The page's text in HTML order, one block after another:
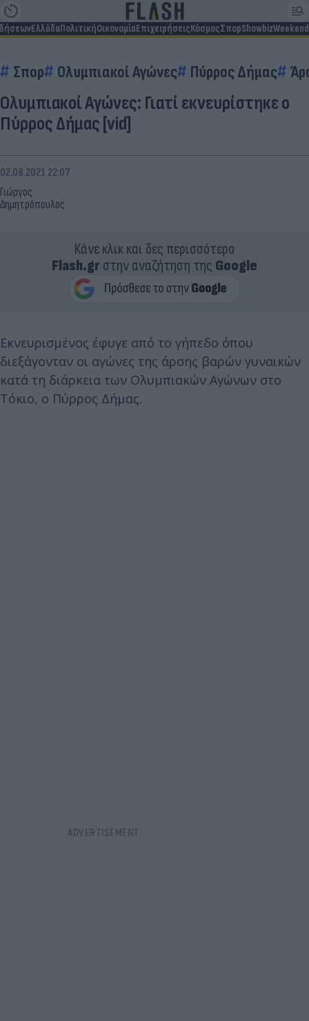
ΕλλάδαΠολιτικήΟικονομίαΕπιχειρήσειςΚόσμοςΣπορShowbizWeekend
Σπορ Ολυμπιακοί Αγώνες Πύρρος Δήμας
Ολυμπιακοί Αγώνες: Γιατί εκνευρίστηκε ο
Πύρρος Δήμας [vid]
Γιώργος
Δημητρόπουλος
02.08.2021 22:07
Κάνε κλικ και δες περισσότερο
Flash.grστην αναζήτηση της Google
Εκνευρισμένος έφυγε από το γήπεδο όπου
διεξάγονταν οι αγώνες της άρσης βαρών γυναικών
κατά τη διάρκεια των Ολυμπιακών Αγώνων στο
Τόκιο, ο Πύρρος Δήμας.